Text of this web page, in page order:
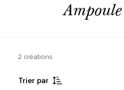
2 créations
Trier par